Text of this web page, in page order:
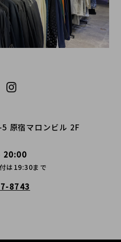
原宿マロンビル 2F
20:00
は19:30まで
8743